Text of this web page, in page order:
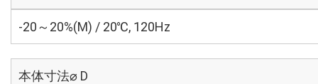
-20～20%(M) / 20℃, 120Hz
本体寸法⌀ D